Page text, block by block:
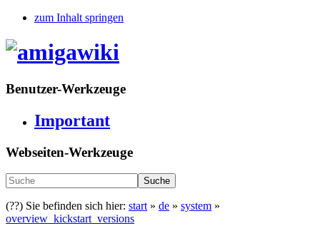
zum Inhalt springen
Benutzer-Werkzeuge
Important
Webseiten-Werkzeuge
Suche
(??) Sie befinden sich hier: start» de » system »
overview_kickstart_versions